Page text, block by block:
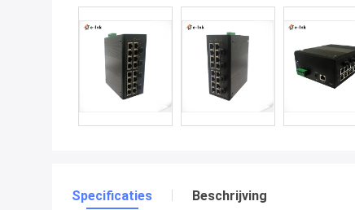
Specificaties Beschrijving